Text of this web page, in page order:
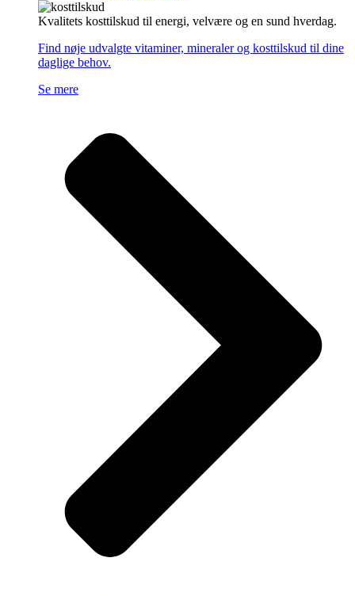
Kvalitets kosttilskud til energi, velvære og en sund hverdag.
Find nøje udvalgte vitaminer, mineraler og kosttilskud til dine
daglige behov.
Se mere